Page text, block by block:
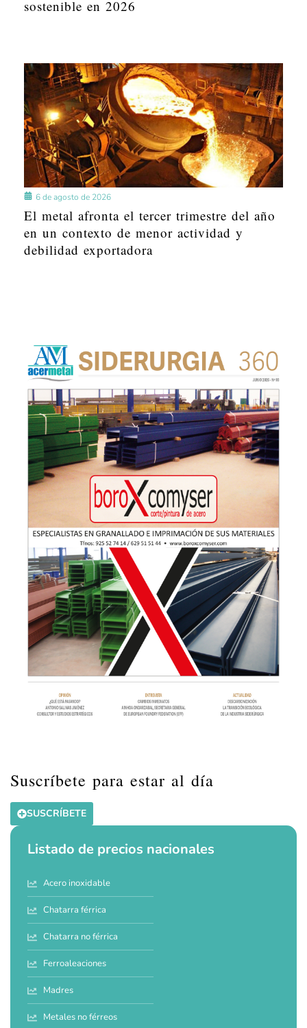
sostenible en 2026
6 de agosto de 2026
El metal afronta el tercer trimestre del año
en un contexto de menor actividad y
debilidad exportadora
Suscríbete para estar al día
SUSCRÍBETE
Listado de precios nacionales
Acero inoxidable
Chatarra férrica
Chatarra no férrica
Ferroaleaciones
Madres
Metales no férreos